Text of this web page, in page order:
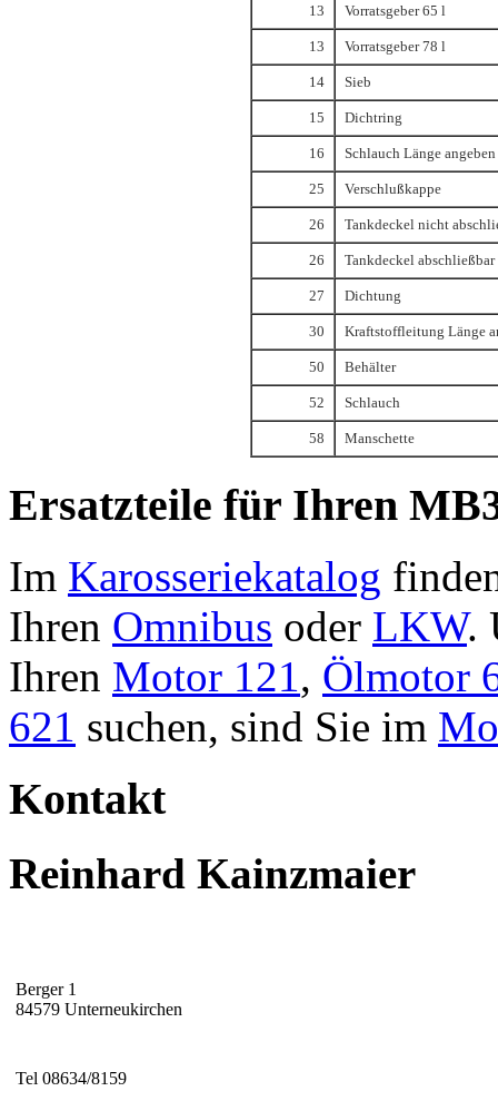
13 Vorratsgeber 65 l
13 Vorratsgeber 78 l
14 Sieb
15 Dichtring
16 Schlauch Länge angeben
25 Verschlußkappe
26 Tankdeckel nicht
26 Tankdeckel abschließbar
27 Dichtung
30 Kraftstoffleitung Länge
50 Behälter
52 Schlauch
58 Manschette
Ersatzteile für Ihren
Im Karosseriekatalog
Ihren Omnibus oder LKW.
Ihren Motor 121, Ölmotor
621 suchen, sind Sie im
Kontakt
Reinhard Kainzmaier
Berger 1
84579 Unterneukirchen
Tel 08634/8159